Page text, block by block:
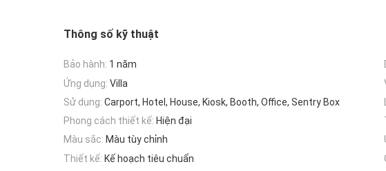
Thông số kỹ thuật
Bảo hành: 1 năm
Ứng dụng: Villa
Sử dụng: Carport, Hotel, House, Kiosk, Booth, Office, Sentry Box
Phong cách thiết kế: Hiện đại
Màu sắc: Màu tùy chỉnh
Thiết kế: Kế hoạch tiêu chuẩn